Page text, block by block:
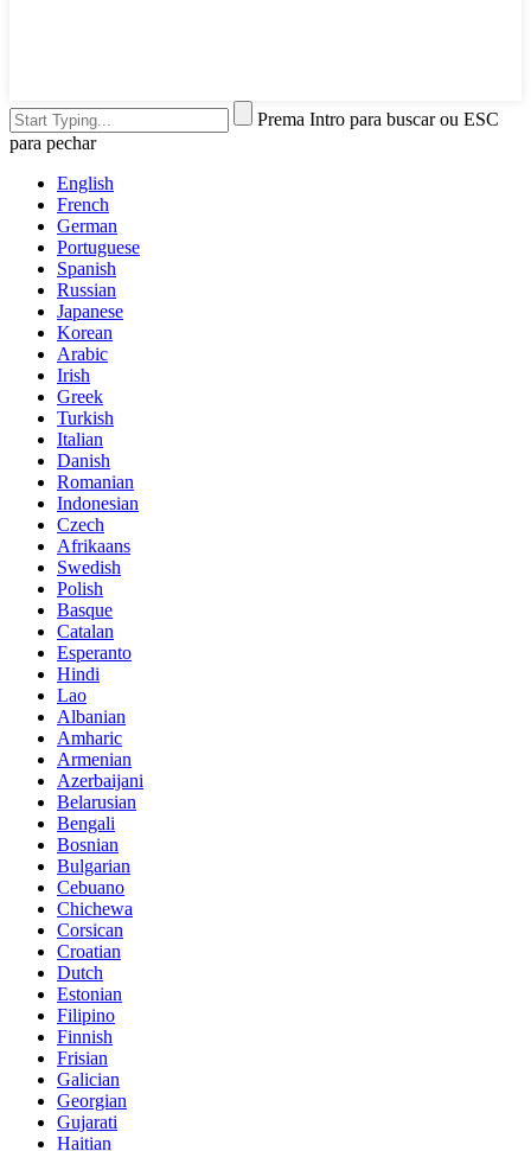
Prema Intro para buscar ou ESC
para pechar
English
French
German
Portuguese
Spanish
Russian
Japanese
Korean
Arabic
Irish
Greek
Turkish
Italian
Danish
Romanian
Indonesian
Czech
Afrikaans
Swedish
Polish
Basque
Catalan
Esperanto
Hindi
Lao
Albanian
Amharic
Armenian
Azerbaijani
Belarusian
Bengali
Bosnian
Bulgarian
Cebuano
Chichewa
Corsican
Croatian
Dutch
Estonian
Filipino
Finnish
Frisian
Galician
Georgian
Gujarati
Haitian